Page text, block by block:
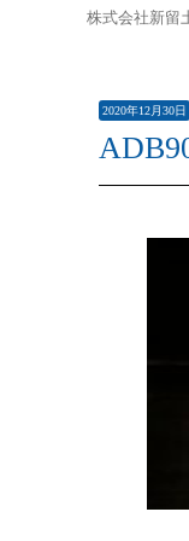
株式会社新留
2020年12月30日